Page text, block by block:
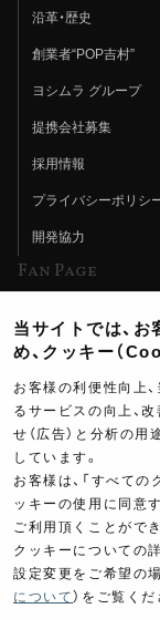
沿革・歴史
創業者“POP吉村”
ヨシムラ グループ
提携会社募集
採用情報
プライバシーポリシ
開発協力
Fan Page
ヨシムラTV
イベント情報
イベントスケジュー
ツーリングブレイク
製品ポスター
当サイトでは、
め、クッキー（
お客様の利便性向上
るサービスの向上、
せ（広告）と分析の
しています。
お客様は、「すべて
ッキーの使用に同意
ご利用頂くことができ
クッキーについての
設定変更をご希望の
について ）をご覧くだ